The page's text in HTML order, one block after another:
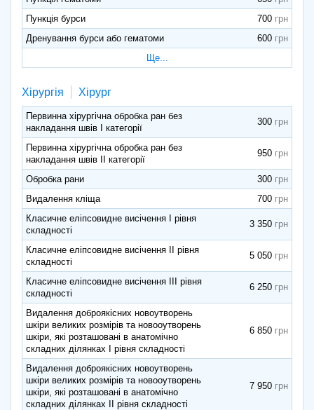
Пункція бурси
700
Дренування бурси або гематоми
600
Ще...
Хірургія Хірург
Первинна хірургічна обробка ран без
накладання швів І категорії
300
Первинна хірургічна обробка ран без
накладання швів II категорії
950
Обробка рани
300
Видалення кліща
700
Класичне еліпсовидне висічення І рівня
складності
3 350
Класичне еліпсовидне висічення ІІ рівня
складності
5 050
Класичне еліпсовидне висічення ІІІ рівня
складності
6 250
Видалення доброякісних новоутворень
шкіри великих розмірів та новооутворень
шкіри, які розташовані в анатомічно
складних ділянках І рівня складності
6 850
Видалення доброякісних новоутворень
шкіри великих розмірів та новооутворень
шкіри, які розташовані в анатомічно
складних ділянках ІІ рівня складності
7 950